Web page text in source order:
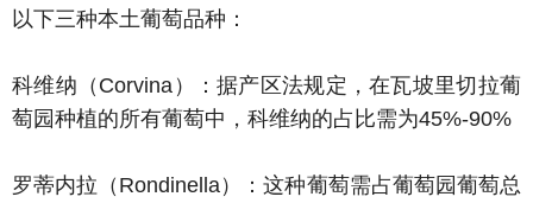
以下三种本土葡萄品种：
科维纳（Corvina）：据产区法规定，在瓦坡里切拉葡
萄园种植的所有葡萄中，科维纳的占比需为45%-90%
罗蒂内拉（Rondinella）：这种葡萄需占葡萄园葡萄总